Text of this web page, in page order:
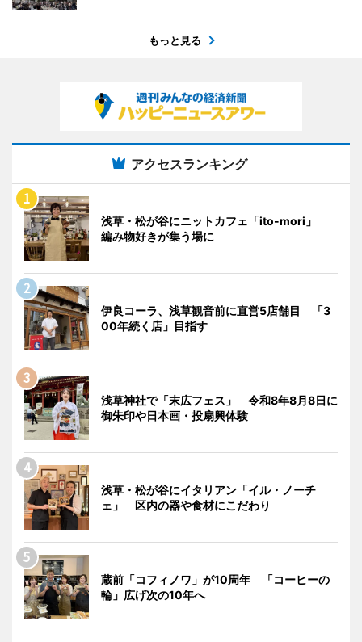
もっと見る
アクセスランキング
浅草・松が谷にニットカフェ「ito-mori」
編み物好きが集う場に
伊良コーラ、浅草観音前に直営5店舗目 「3
00年続く店」目指す
浅草神社で「末広フェス」 令和8年8月8日に
御朱印や日本画・投扇興体験
浅草・松が谷にイタリアン「イル・ノーチ
ェ」 区内の器や食材にこだわり
蔵前「コフィノワ」が10周年 「コーヒーの
輪」広げ次の10年へ